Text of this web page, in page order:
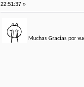
22:51:37 »
Muchas Gracias por